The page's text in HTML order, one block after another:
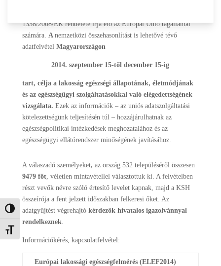
Nagy kontraszt váltása
Betűméret váltása
1338/2008/EK rendelete írja elő az Európai Unió tagállamai
számára. A nemzetközi összehasonlítást is lehetővé tévő
adatfelvételMagyarországon
2014. szeptember 15-től december 15-ig
tart, célja a lakosság egészségi állapotának, életmódjának
és az egészségügyi szolgáltatásokkal való elégedettségének
vizsgálata. Ezek az információk – az uniós adatszolgáltatási
kötelezettségünk teljesítésén túl – hozzájárulhatnak az
egészségpolitikai intézkedések meghozatalához és az
egészségügyi ellátórendszer minőségének javításához.
A válaszadó személyeket, az ország 532 településéről összesen
9479 főt, véletlen mintavétellel választottuk ki. A felvételben
részt vevők névre szóló értesítő levelet kapnak, majd a KSH
összeírója a fent jelzett időszakban felkeresi őket. Az
adatgyűjtést végrehajtó kérdezők hivatalos igazolvánnyal
rendelkeznek.
Információkérés, kapcsolatfelvétel:
Európai lakossági egészségfelmérés (ELEF2014)